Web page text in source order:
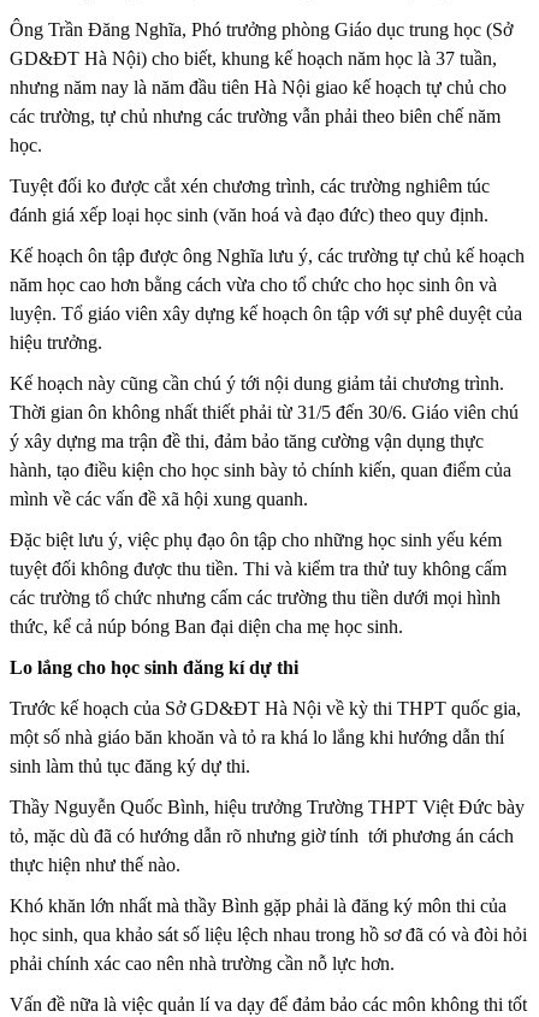
Ông Trần Đăng Nghĩa, Phó trưởng phòng Giáo dục trung học (Sở
GD&ĐT Hà Nội) cho biết, khung kế hoạch năm học là 37 tuần,
nhưng năm nay là năm đầu tiên Hà Nội giao kế hoạch tự chủ cho
các trường, tự chủ nhưng các trường vẫn phải theo biên chế năm
học.
Tuyệt đối ko được cắt xén chương trình, các trường nghiêm túc
đánh giá xếp loại học sinh (văn hoá và đạo đức) theo quy định.
Kế hoạch ôn tập được ông Nghĩa lưu ý, các trường tự chủ kế hoạch
năm học cao hơn bằng cách vừa cho tổ chức cho học sinh ôn và
luyện. Tổ giáo viên xây dựng kế hoạch ôn tập với sự phê duyệt của
hiệu trưởng.
Kế hoạch này cũng cần chú ý tới nội dung giảm tải chương trình.
Thời gian ôn không nhất thiết phải từ 31/5 đến 30/6. Giáo viên chú
ý xây dựng ma trận đề thi, đảm bảo tăng cường vận dụng thực
hành, tạo điều kiện cho học sinh bày tỏ chính kiến, quan điểm của
mình về các vấn đề xã hội xung quanh.
Đặc biệt lưu ý, việc phụ đạo ôn tập cho những học sinh yếu kém
tuyệt đối không được thu tiền. Thi và kiểm tra thử tuy không cấm
các trường tổ chức nhưng cấm các trường thu tiền dưới mọi hình
thức, kể cả núp bóng Ban đại diện cha mẹ học sinh.
Lo lắng cho học sinh đăng kí dự thi
Trước kế hoạch của Sở GD&ĐT Hà Nội về kỳ thi THPT quốc gia,
một số nhà giáo băn khoăn và tỏ ra khá lo lắng khi hướng dẫn thí
sinh làm thủ tục đăng ký dự thi.
Thầy Nguyễn Quốc Bình, hiệu trưởng Trường THPT Việt Đức bày
tỏ, mặc dù đã có hướng dẫn rõ nhưng giờ tính tới phương án cách
thực hiện như thế nào.
Khó khăn lớn nhất mà thầy Bình gặp phải là đăng ký môn thi của
học sinh, qua khảo sát số liệu lệch nhau trong hồ sơ đã có và đòi hỏi
phải chính xác cao nên nhà trường cần nỗ lực hơn.
Vấn đề nữa là việc quản lí va dạy để đảm bảo các môn không thi tốt